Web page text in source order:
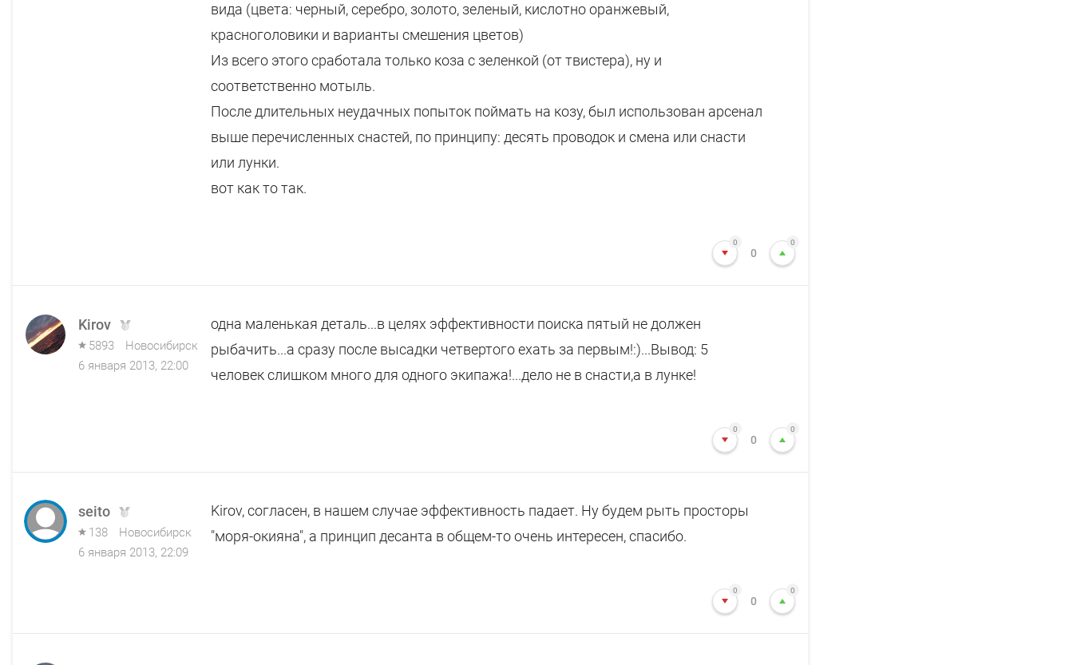
вида (цвета: черный, серебро, золото, зеленый, кислотно оранжевый,
красноголовики и варианты смешения цветов)
Из всего этого сработала только коза с зеленкой (от твистера), ну и
соответственно мотыль.
После длительных неудачных попыток поймать на козу, был использован арсенал
выше перечисленных снастей, по принципу: десять проводок и смена или снасти
или лунки.
вот как то так.
0
0
0
Kirov
5893
Новосибирск
6 января 2013, 22:00
одна маленькая деталь...в целях эффективности поиска пятый не должен
рыбачить...а сразу после высадки четвертого ехать за первым!:)...Вывод: 5
человек слишком много для одного экипажа!...дело не в снасти,а в лунке!
0
0
0
seito
138
Новосибирск
6 января 2013, 22:09
Kirov, согласен, в нашем случае эффективность падает. Ну будем рыть просторы
"моря-окияна", а принцип десанта в общем-то очень интересен, спасибо.
0
0
0